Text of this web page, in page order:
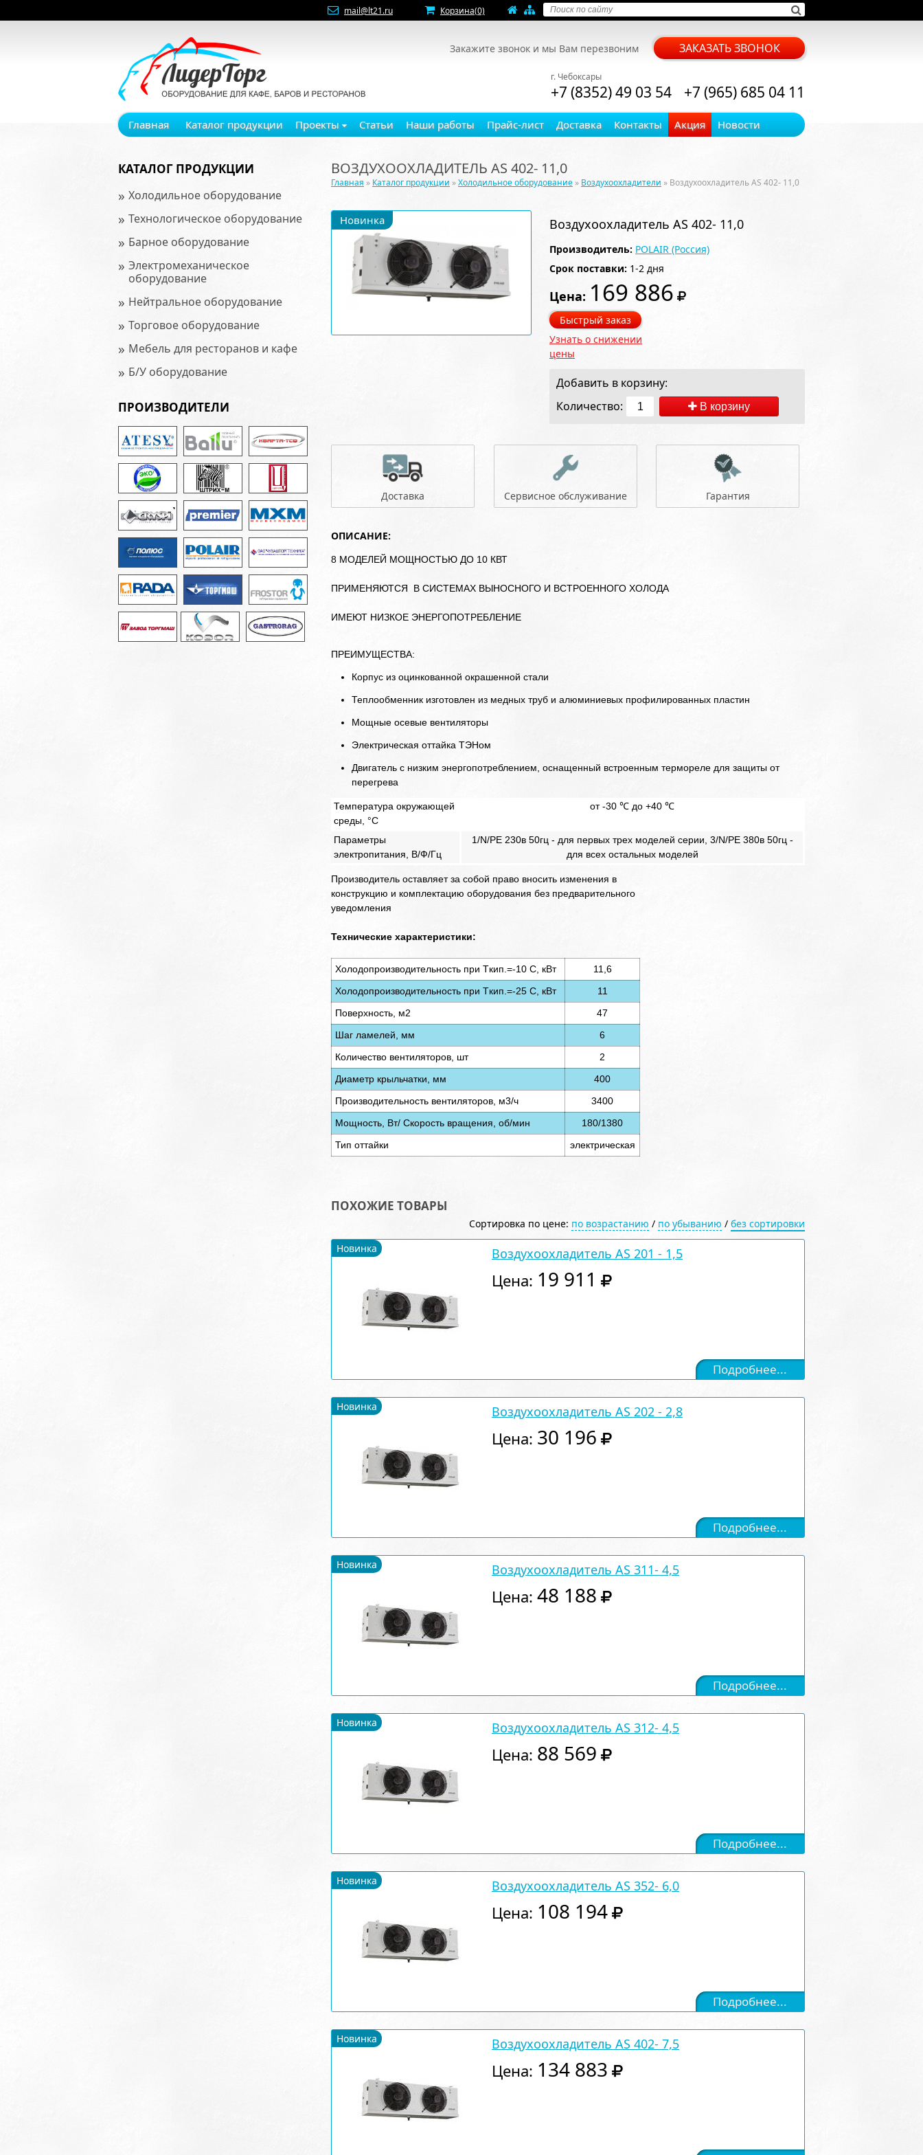
mail@lt21.ru Корзина(0)
Закажите звонок и мы Вам перезвоним ЗАКАЗАТЬ ЗВОНОК
г. Чебоксары
+7 (8352) 49 03 54 +7 (965) 685 04 11
Главная Каталог продукции Проекты Статьи Наши работы Прайс-лист Доставка Контакты Акция Новости
КАТАЛОГ ПРОДУКЦИИ
» Холодильное оборудование
» Технологическое оборудование
» Барное оборудование
» Электромеханическое
оборудование
» Нейтральное оборудование
» Торговое оборудование
» Мебель для ресторанов и кафе
» Б/У оборудование
ПРОИЗВОДИТЕЛИ
ВОЗДУХООХЛАДИТЕЛЬ AS 402- 11,0
Главная » Каталог продукции »Холодильное оборудование » Воздухоохладители » Воздухоохладитель AS 402- 11,0
Новинка Воздухоохладитель AS 402- 11,0
Производитель: POLAIR (Россия)
Срок поставки: 1-2 дня
Цена: 169 886
Быстрый заказ
Узнать о снижении
цены
Добавить в корзину:
Количество:
В корзину
Доставка Сервисное обслуживание Гарантия
ОПИСАНИЕ:
8 МОДЕЛЕЙ МОЩНОСТЬЮ ДО 10 КВТ
ПРИМЕНЯЮТСЯ В СИСТЕМАХ ВЫНОСНОГО И ВСТРОЕННОГО ХОЛОДА
ИМЕЮТ НИЗКОЕ ЭНЕРГОПОТРЕБЛЕНИЕ
ПРЕИМУЩЕСТВА:
Корпус из оцинкованной окрашенной стали
Теплообменник изготовлен из медных труб и алюминиевых профилированных пластин
Мощные oсевые вентиляторы
Электрическая оттайка ТЭНом
Двигатель с низким энергопотреблением, оснащенный встроенным термореле для защиты от
перегрева
Температура окружающей
среды, °С
от -30 ℃ до +40 ℃
Параметры
электропитания, В/Ф/Гц
1/N/PE 230в 50гц - для первых трех моделей серии, 3/N/PE 380в 50гц -
для всех остальных моделей
Производитель оставляет за собой право вносить изменения в
конструкцию и комплектацию оборудования без предварительного
уведомления
Технические характеристики:
Холодопроизводительность при Tкип.=-10 С, кВт
11,6
Холодопроизводительность при Tкип.=-25 С, кВт
11
Поверхность, м2
47
Шаг ламелей, мм
6
Количество вентиляторов, шт
2
Диаметр крыльчатки, мм
400
Производительность вентиляторов, м3/ч
3400
Мощность, Вт/ Скорость вращения, об/мин
180/1380
Тип оттайки
электрическая
ПОХОЖИЕ ТОВАРЫ
Сортировка по цене: по возрастанию / по убыванию / без сортировки
Новинка
Воздухоохладитель AS 201 - 1,5
Цена: 19 911
Подробнее...
Новинка Воздухоохладитель AS 202 - 2,8
Цена: 30 196
Подробнее...
Новинка Воздухоохладитель AS 311- 4,5
Цена: 48 188
Подробнее...
Новинка Воздухоохладитель AS 312- 4,5
Цена: 88 569
Подробнее...
Новинка Воздухоохладитель AS 352- 6,0
Цена: 108 194
Подробнее...
Новинка Воздухоохладитель AS 402- 7,5
Цена: 134 883